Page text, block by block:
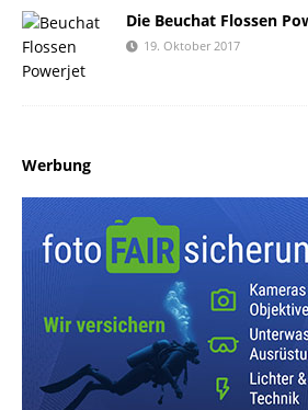
Die Beuchat Flossen
19. Oktober 2017
Werbung